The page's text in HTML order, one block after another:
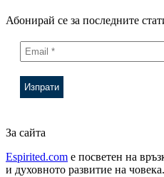
Абонирай се за последните
За сайта
Espirited.com e посветен на
и духовното развитие на човека.